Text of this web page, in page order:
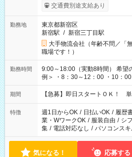
交通費別途支給あり
勤務地
東京都新宿区
新宿駅 / 新宿三丁目駅
大手物流会社（年齢不問／「
職場です！）
勤務時間
9:00～18:00（実動8時間） 希望の時間帯を選べます！ ＜シフト
例＞ ・8：30～12：00 ・10：
・13：00～22：00 ・22：00～
期間 【急募】即日スタートＯＫ！
特徴 週1日からOK / 日払いOK / 履歴
業・WワークOK / 服装自由 / シ
集 / 電話対応なし / パソコンス
気になる！ 応募する